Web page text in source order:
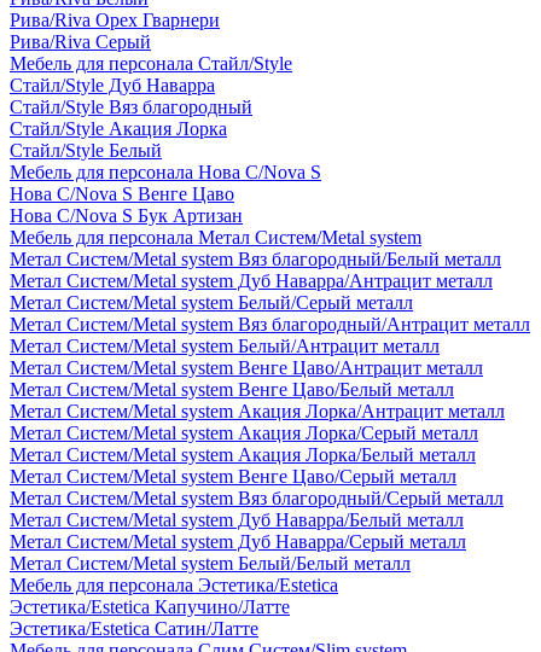
Рива/Riva Орех Гварнери
Рива/Riva Серый
Мебель для персонала Стайл/Style
Стайл/Style Дуб Наварра
Стайл/Style Вяз благородный
Стайл/Style Акация Лорка
Стайл/Style Белый
Мебель для персонала Нова С/Nova S
Нова С/Nova S Венге Цаво
Нова С/Nova S Бук Артизан
Мебель для персонала Метал Систем/Metal system
Метал Систем/Metal system Вяз благородный/Белый металл
Метал Систем/Metal system Дуб Наварра/Антрацит металл
Метал Систем/Metal system Белый/Серый металл
Метал Систем/Metal system Вяз благородный/Антрацит металл
Метал Систем/Metal system Белый/Антрацит металл
Метал Систем/Metal system Венге Цаво/Антрацит металл
Метал Систем/Metal system Венге Цаво/Белый металл
Метал Систем/Metal system Акация Лорка/Антрацит металл
Метал Систем/Metal system Акация Лорка/Серый металл
Метал Систем/Metal system Акация Лорка/Белый металл
Метал Систем/Metal system Венге Цаво/Серый металл
Метал Систем/Metal system Вяз благородный/Серый металл
Метал Систем/Metal system Дуб Наварра/Белый металл
Метал Систем/Metal system Дуб Наварра/Серый металл
Метал Систем/Metal system Белый/Белый металл
Мебель для персонала Эстетика/Estetica
Эстетика/Estetica Капучино/Латте
Эстетика/Estetica Сатин/Латте